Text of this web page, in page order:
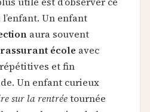
Un enfant
aura souvent
école avec
et fin
Un enfant curieux
sur la rentréetournée